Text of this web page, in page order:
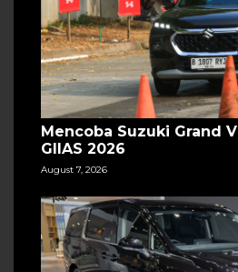
Mencoba Suzuki Grand
GIIAS 2026
August 7, 2026